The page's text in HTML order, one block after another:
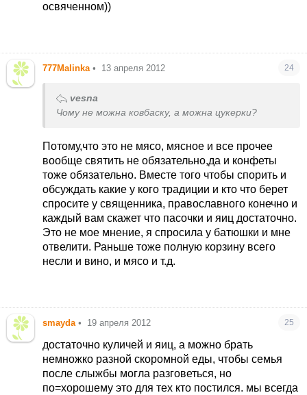
освяченном))
777Malinka • 13 апреля 2012 24
vesna
Чому не можна ковбаску, а можна цукерки?
Потому,что это не мясо, мясное и все прочее
вообще святить не обязательно,да и конфеты
тоже обязательно. Вместе того чтобы спорить и
обсуждать какие у кого традиции и кто что берет
спросите у священника, православного конечно и
каждый вам скажет что пасочки и яиц достаточно.
Это не мое мнение, я спросила у батюшки и мне
отвелити. Раньше тоже полную корзину всего
несли и вино, и мясо и т.д.
smayda • 19 апреля 2012 25
достаточно куличей и яиц, а можно брать
немножко разной скоромной еды, чтобы семья
после слыжбы могла разговеться, но
по=хорошему это для тех кто постился. мы всегда